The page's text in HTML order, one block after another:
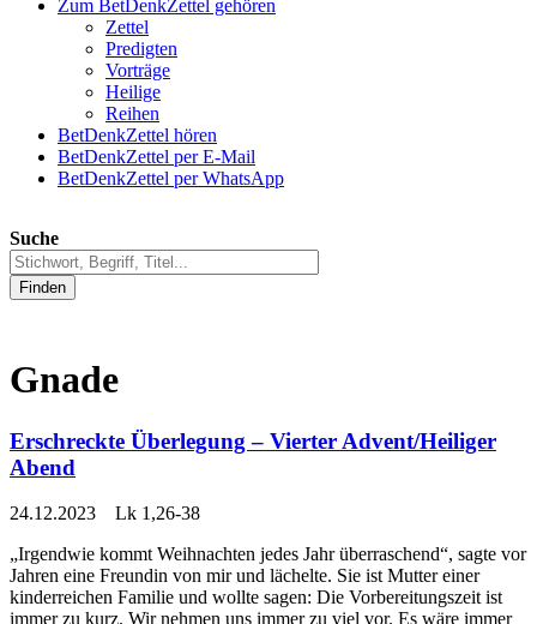
Zum BetDenkZettel gehören
Zettel
Predigten
Vorträge
Heilige
Reihen
BetDenkZettel hören
BetDenkZettel per E-Mail
BetDenkZettel per WhatsApp
Suche
Finden
Gnade
Erschreckte Überlegung – Vierter Advent/Heiliger
Abend
24.12.2023 Lk 1,26-38
„Irgendwie kommt Weihnachten jedes Jahr überraschend“, sagte vor
Jahren eine Freundin von mir und lächelte. Sie ist Mutter einer
kinderreichen Familie und wollte sagen: Die Vorbereitungszeit ist
immer zu kurz. Wir nehmen uns immer zu viel vor. Es wäre immer